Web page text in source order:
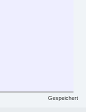
Gespeichert